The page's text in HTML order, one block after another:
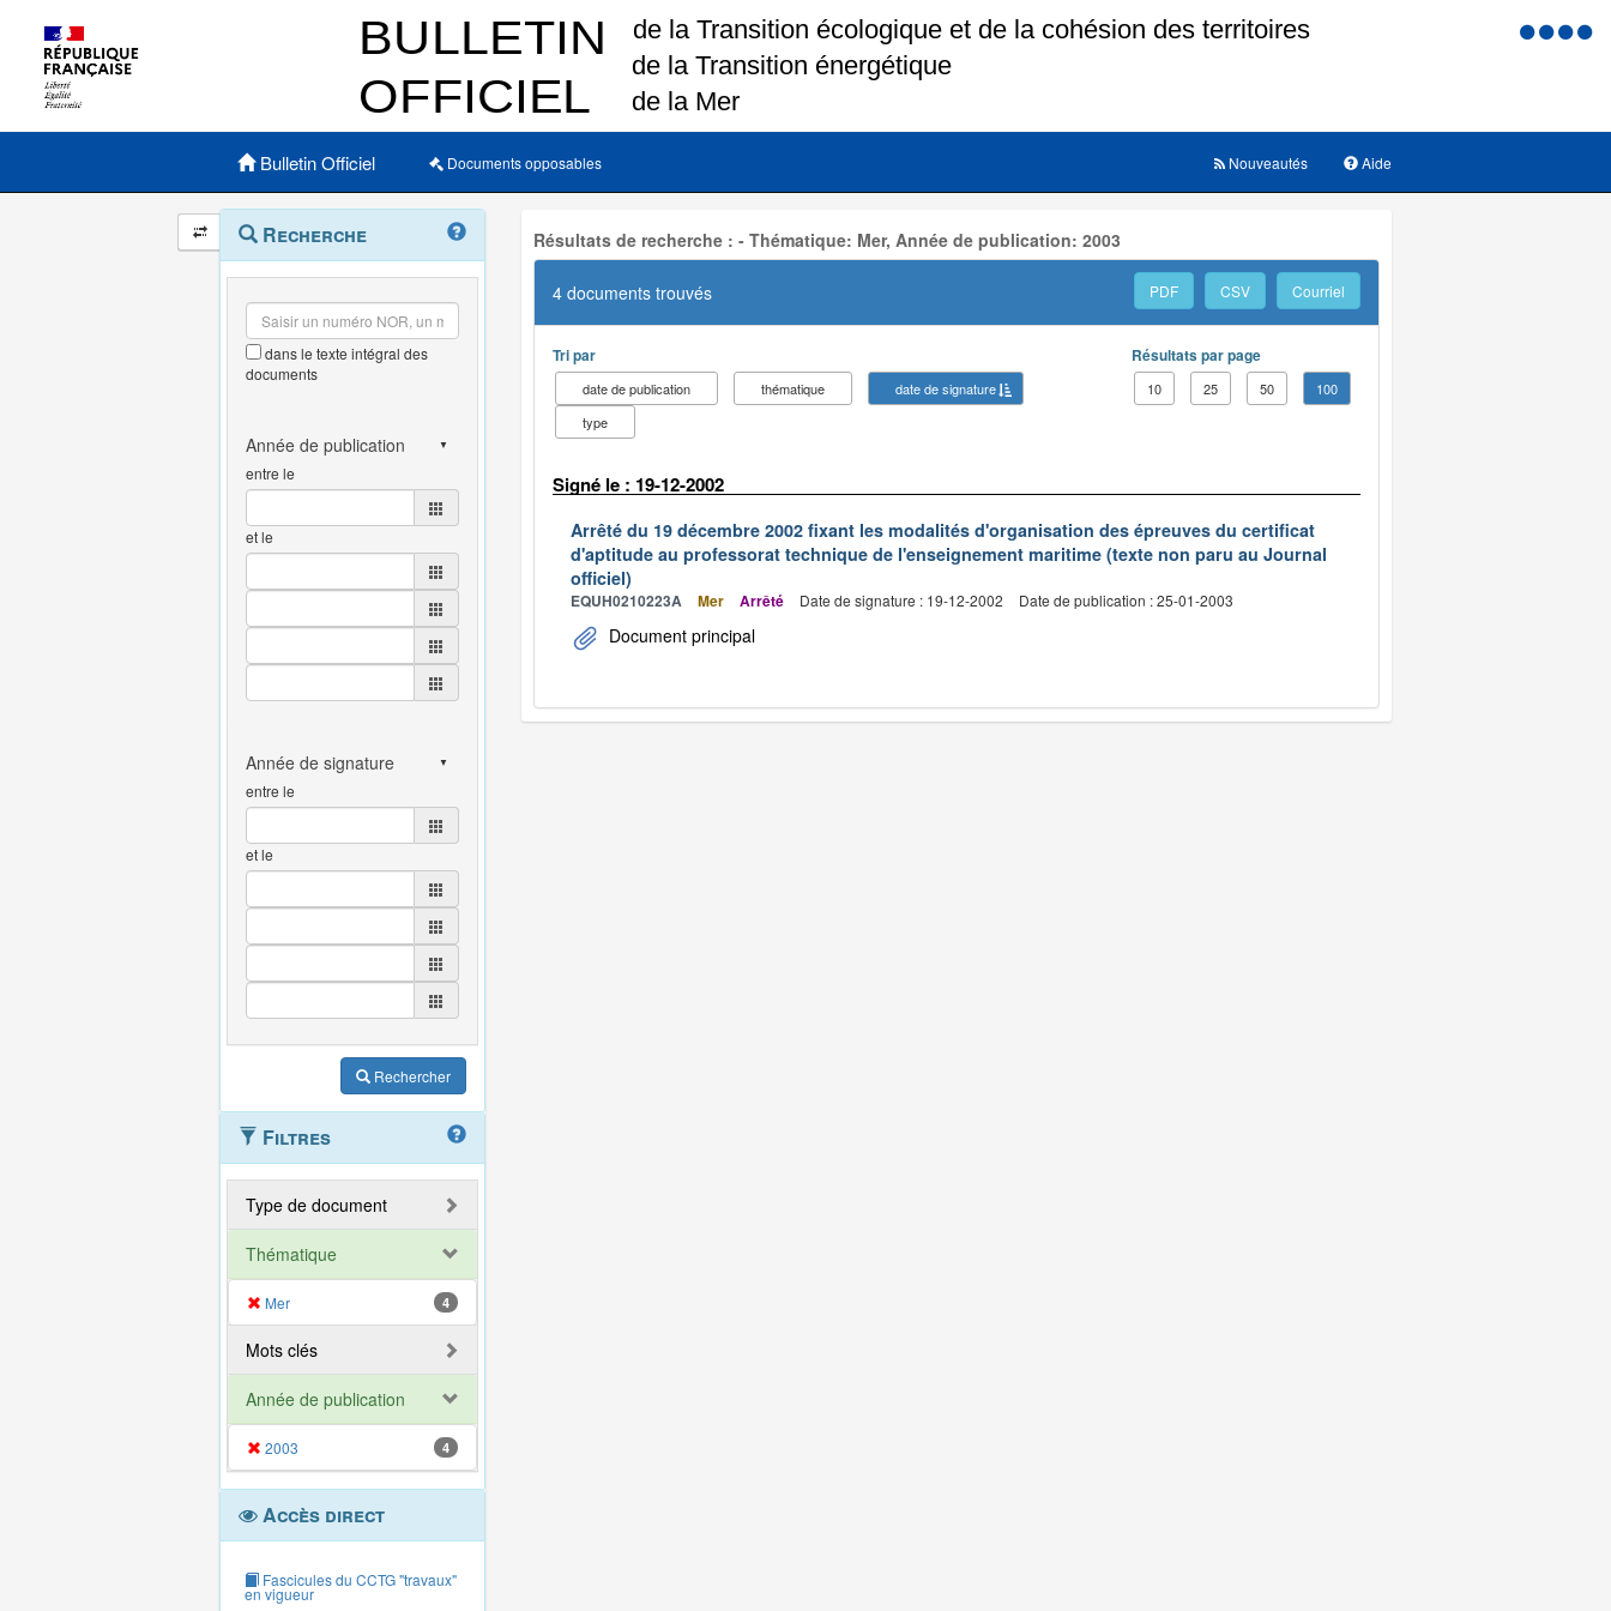
Menu
Menu principal
Bulletin Officiel Documents opposables Aide
Nouveautés
Navigation
et
outils
annexes
Menu
contextuel
Recherche
dans le texte intégral des
documents
entre le
et le
entre le
et le
Rechercher
Filtres
Type de document
Thématique
Mer 4
Mots clés
Année de publication
2003 4
Accès direct
Fascicules du CCTG "travaux"
en vigueur
Résultats de recherche : - Thématique: Mer, Année de publication: 2003
4 documents trouvés PDF CSV Courriel
Tri par
date de publication thématique
date de signature
type
Résultats par page
10 25 50 100
Signé le : 19-12-2002
Arrêté du 19 décembre 2002 fixant les modalités d'organisation des épreuves du certificat
d'aptitude au professorat technique de l'enseignement maritime (texte non paru au Journal
officiel)
EQUH0210223A Mer Arrêté Date de signature : 19-12-2002 Date de publication : 25-01-2003
Document principal